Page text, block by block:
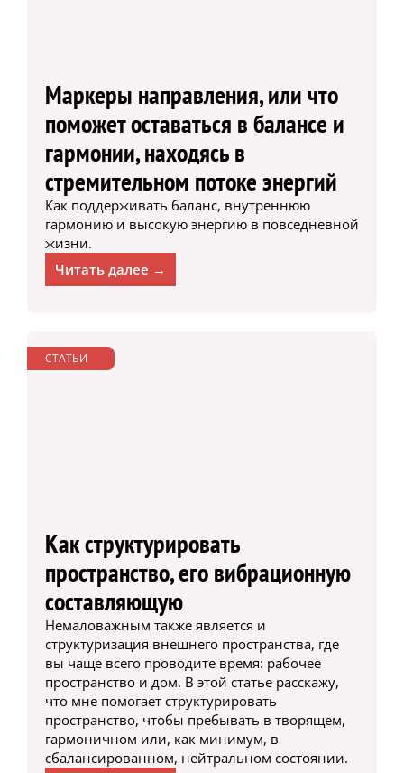
Маркеры направления, или что
поможет оставаться в балансе и
гармонии, находясь в
стремительном потоке энергий
Как поддерживать баланс, внутреннюю
гармонию и высокую энергию в повседневной
жизни.
Читать далее →
СТАТЬИ
Как структурировать
пространство, его вибрационную
составляющую
Немаловажным также является и
структуризация внешнего пространства, где
вы чаще всего проводите время: рабочее
пространство и дом. В этой статье расскажу,
что мне помогает структурировать
пространство, чтобы пребывать в творящем,
гармоничном или, как минимум, в
сбалансированном, нейтральном состоянии.